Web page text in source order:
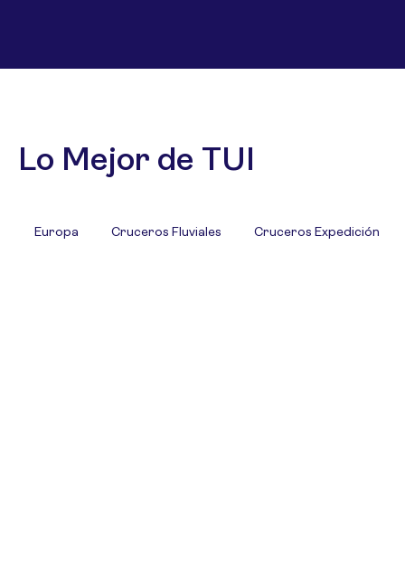
Lo Mejor de TUI
Europa Cruceros Fluviales Cruceros Expedición